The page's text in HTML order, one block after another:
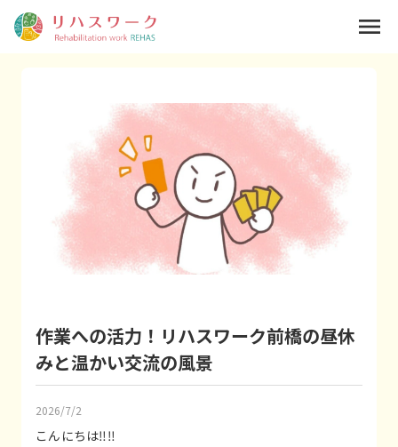
作業への活力！リハスワーク前橋の昼休
みと温かい交流の風景
2026/7/2
こんにちは‼️‼️
menu